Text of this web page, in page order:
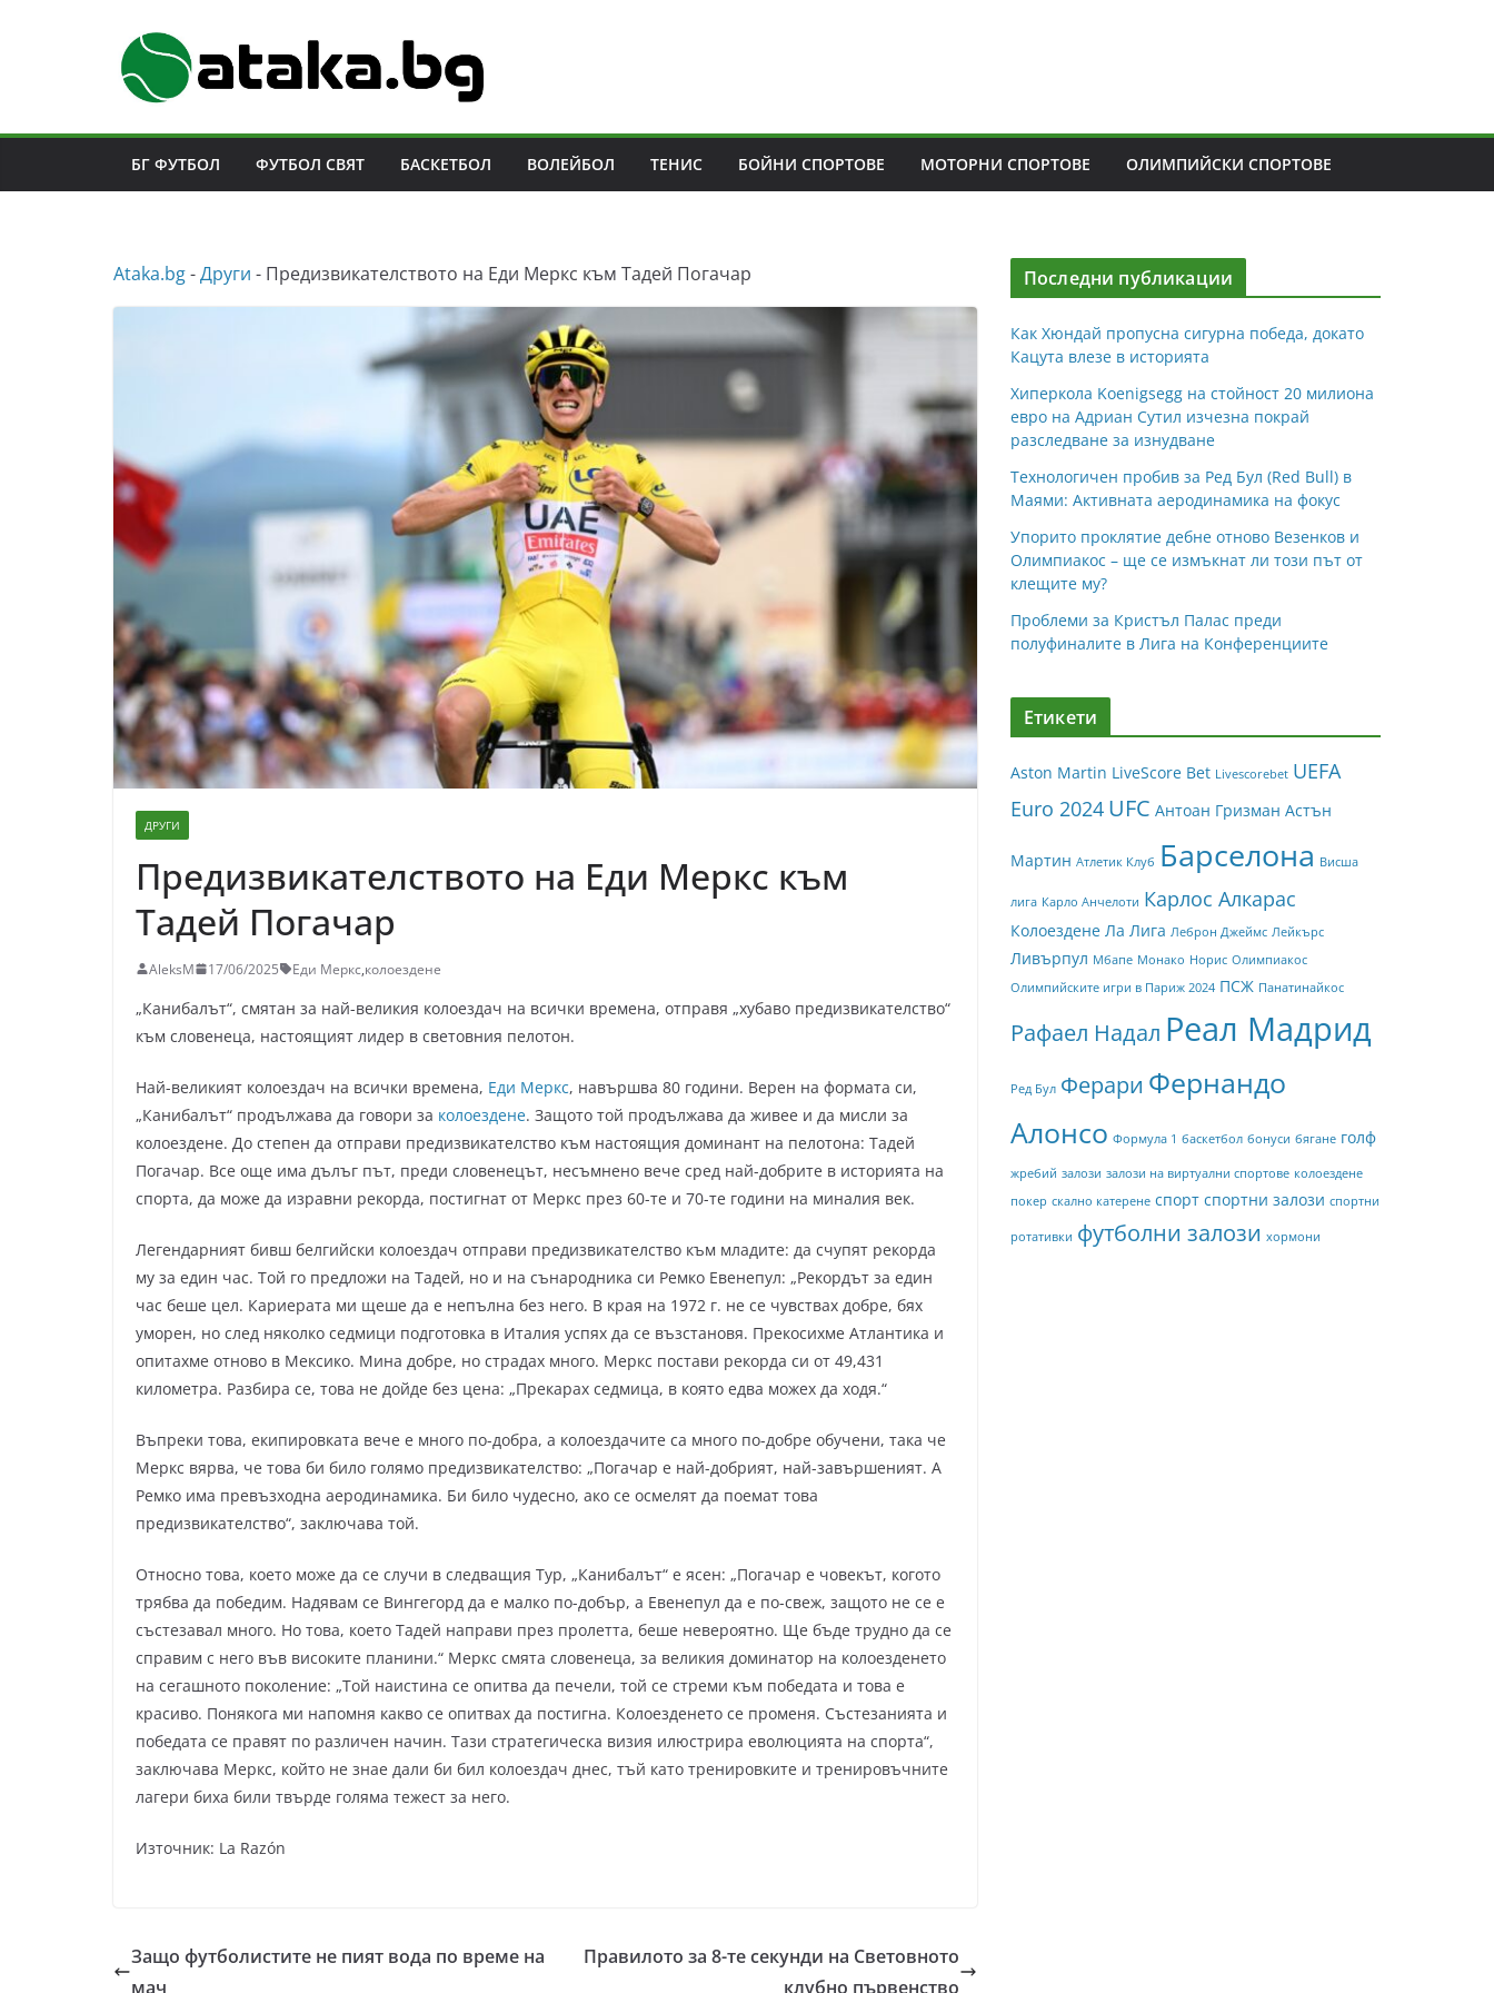
БГ ФУТБОЛ ФУТБОЛ СВЯТ БАСКЕТБОЛ ВОЛЕЙБОЛ ТЕНИС БОЙНИ СПОРТОВЕ МОТОРНИ СПОРТОВЕ ОЛИМПИЙСКИ СПОРТОВЕ
Аtaka.bg-Други - Предизвикателството на Еди Меркс към Тадей Погачар
ДРУГИ
Предизвикателството на Еди Меркс към
Тадей Погачар
AleksM 17/06/2025 Еди Меркс,колоездене
„Канибалът“, смятан за най-великия колоездач на всички времена, отправя „хубаво предизвикателство“
към словенеца, настоящият лидер в световния пелотон.
Най-великият колоездач на всички времена, Еди Меркс, навършва 80 години. Верен на формата си,
„Канибалът“ продължава да говори за колоездене. Защото той продължава да живее и да мисли за
колоездене. До степен да отправи предизвикателство към настоящия доминант на пелотона: Тадей
Погачар. Все още има дълъг път, преди словенецът, несъмнено вече сред най-добрите в историята на
спорта, да може да изравни рекорда, постигнат от Меркс през 60-те и 70-те години на миналия век.
Легендарният бивш белгийски колоездач отправи предизвикателство към младите: да счупят рекорда
му за един час. Той го предложи на Тадей, но и на сънародника си Ремко Евенепул: „Рекордът за един
час беше цел. Кариерата ми щеше да е непълна без него. В края на 1972 г. не се чувствах добре, бях
уморен, но след няколко седмици подготовка в Италия успях да се възстановя. Прекосихме Атлантика и
опитахме отново в Мексико. Мина добре, но страдах много. Меркс постави рекорда си от 49,431
километра. Разбира се, това не дойде без цена: „Прекарах седмица, в която едва можех да ходя.“
Въпреки това, екипировката вече е много по-добра, а колоездачите са много по-добре обучени, така че
Меркс вярва, че това би било голямо предизвикателство: „Погачар е най-добрият, най-завършеният. А
Ремко има превъзходна аеродинамика. Би било чудесно, ако се осмелят да поемат това
предизвикателство“, заключава той.
Относно това, което може да се случи в следващия Тур, „Канибалът“ е ясен: „Погачар е човекът, когото
трябва да победим. Надявам се Вингегорд да е малко по-добър, а Евенепул да е по-свеж, защото не се е
състезавал много. Но това, което Тадей направи през пролетта, беше невероятно. Ще бъде трудно да се
справим с него във високите планини.“ Меркс смята словенеца, за великия доминатор на колоезденето
на сегашното поколение: „Той наистина се опитва да печели, той се стреми към победата и това е
красиво. Понякога ми напомня какво се опитвах да постигна. Колоезденето се променя. Състезанията и
победата се правят по различен начин. Тази стратегическа визия илюстрира еволюцията на спорта“,
заключава Меркс, който не знае дали би бил колоездач днес, тъй като тренировките и тренировъчните
лагери биха били твърде голяма тежест за него.
Източник: La Razón
Защо футболистите не пият вода по време на
мач
Правилото за 8-те секунди на Световното
клубно първенство
Последни публикации
Как Хюндай пропусна сигурна победа, докато
Кацута влезе в историята
Хиперкола Koenigsegg на стойност 20 милиона
евро на Адриан Сутил изчезна покрай
разследване за изнудване
Технологичен пробив за Ред Бул (Red Bull) в
Маями: Активната аеродинамика на фокус
Упорито проклятие дебне отново Везенков и
Олимпиакос – ще се измъкнат ли този път от
клещите му?
Проблеми за Кристъл Палас преди
полуфиналите в Лига на Конференциите
Етикети
Aston Martin LiveScore Bet Livescorebet UEFA
Euro 2024 UFC Антоан Гризман Астън
Мартин Атлетик Клуб Барселона Висша
лига Карло Анчелоти Карлос Алкарас
Колоездене Ла Лига Леброн Джеймс Лейкърс
Ливърпул Мбапе Монако Норис Олимпиакос
Олимпийските игри в Париж 2024 ПСЖ Панатинайкос
Рафаел Надал Реал Мадрид
Ред Бул Ферари Фернандо
Алонсо Формула 1 баскетбол бонуси бягане голф
жребий залози залози на виртуални спортове колоездене
покер скално катерене спорт спортни залози спортни
ротативки футболни залози хормони